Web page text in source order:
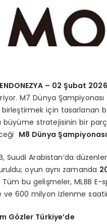
– 02 Şubat 2026
M7 Dünya Şampiyonası
için tasarlanan
büyüme stratejisinin bir
M8 Dünya
Suudi Arabistan’da
oyun aynı zamanda
bu gelişmeler, MLBB E-
ve 600 milyon izlenme
Gözler Türkiye’de